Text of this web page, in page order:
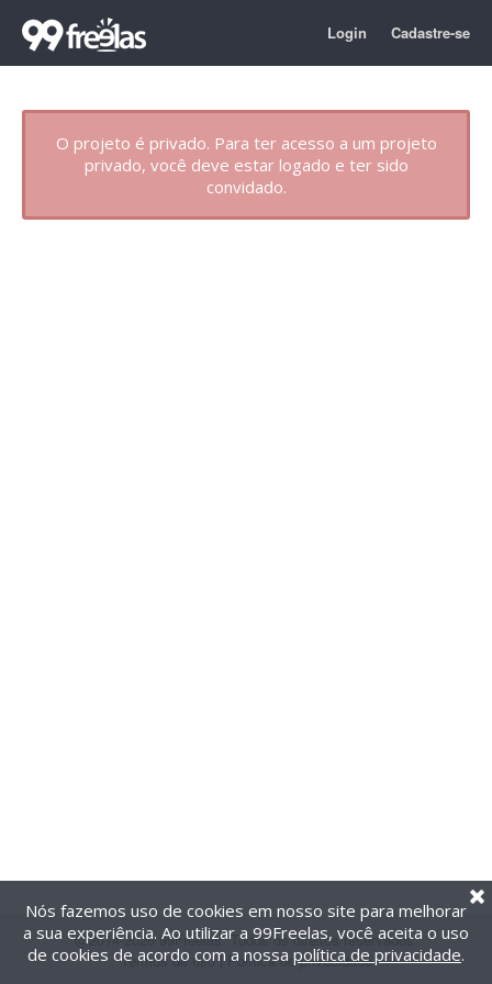
Login Cadastre-se
O projeto é privado. Para ter acesso a um projeto
privado, você deve estar logado e ter sido
convidado.
@2014-2026 99Freelas. Todos os direitos reservados.
Termos de uso| Política de privacidade
Nós fazemos uso de cookies em nosso site para melhorar
a sua experiência. Ao utilizar a 99Freelas, você aceita o uso
de cookies de acordo com a nossa política de privacidade.